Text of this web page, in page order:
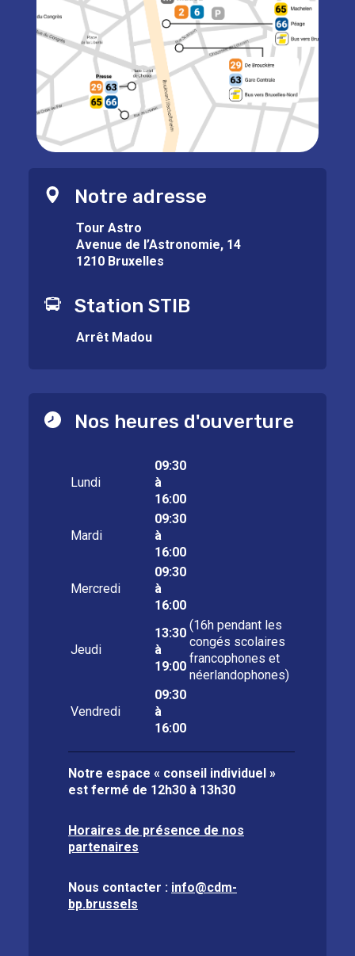
Notre adresse
Tour Astro
Avenue de l’Astronomie, 14
1210 Bruxelles
Station STIB
Arrêt Madou
Nos heures d'ouverture
Lundi
09:30
à
16:00
Mardi
09:30
à
16:00
Mercredi
09:30
à
16:00
Jeudi
13:30
à
19:00
(16h pendant les
congés scolaires
francophones et
néerlandophones)
Vendredi
09:30
à
16:00
Notre espace « conseil individuel »
est fermé de 12h30 à 13h30
Horaires de présence de nos
partenaires
Nous contacter : info@cdm-
bp.brussels